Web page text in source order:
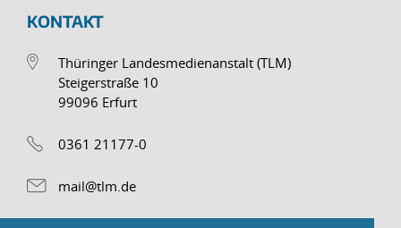
KONTAKT
Thüringer Landesmedienanstalt (TLM)
Steigerstraße 10
99096 Erfurt
0361 21177-0
mail@tlm.de